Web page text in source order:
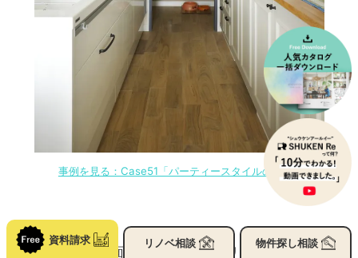
事例を見る：Case51「パーティースタイルのおもてなし
LDK」
パントリー正面にも棚を設けて、リビングやダイ
資料請求 リノベ相談 物件探し相談